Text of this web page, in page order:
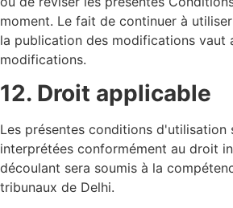
moment. Le fait de continuer à
la publication des modifications vaut
modifications.
12. Droit applicable
Les présentes conditions d'utilisation
interprétées conformément au droit
découlant sera soumis à la
tribunaux de Delhi.